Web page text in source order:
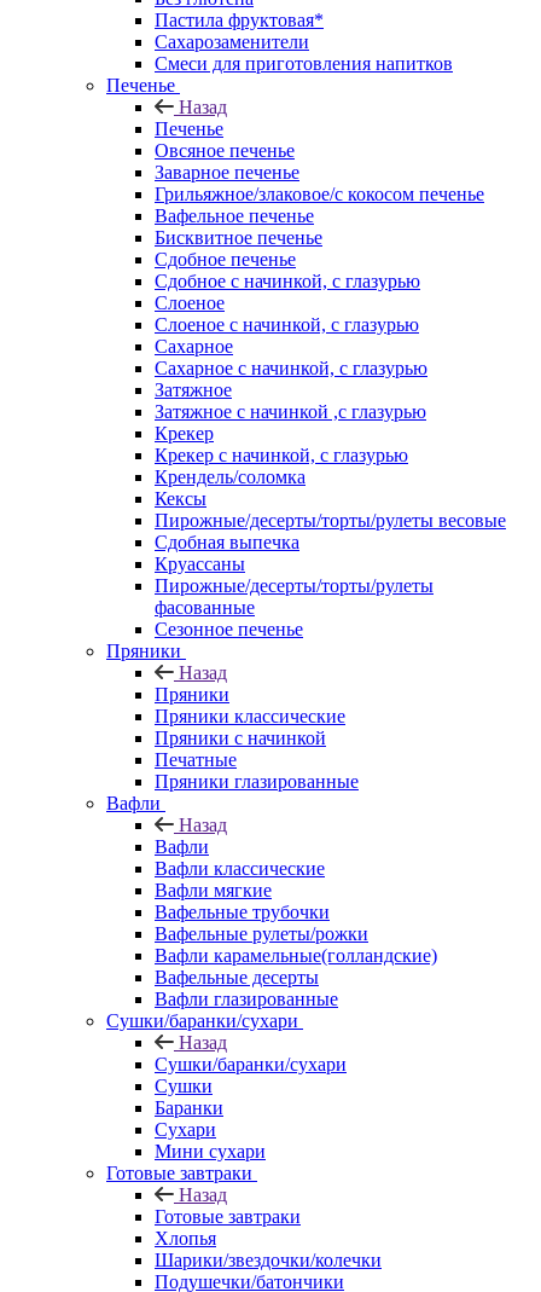
Пастила фруктовая*
Сахарозаменители
Смеси для приготовления напитков
Печенье
Назад
Печенье
Овсяное печенье
Заварное печенье
Грильяжное/злаковое/с кокосом печенье
Вафельное печенье
Бисквитное печенье
Сдобное печенье
Сдобное с начинкой, с глазурью
Слоеное
Слоеное с начинкой, с глазурью
Сахарное
Сахарное с начинкой, с глазурью
Затяжное
Затяжное с начинкой ,с глазурью
Крекер
Крекер с начинкой, с глазурью
Крендель/соломка
Кексы
Пирожные/десерты/торты/рулеты весовые
Сдобная выпечка
Круассаны
Пирожные/десерты/торты/рулеты
фасованные
Сезонное печенье
Пряники
Назад
Пряники
Пряники классические
Пряники с начинкой
Печатные
Пряники глазированные
Вафли
Назад
Вафли
Вафли классические
Вафли мягкие
Вафельные трубочки
Вафельные рулеты/рожки
Вафли карамельные(голландские)
Вафельные десерты
Вафли глазированные
Сушки/баранки/сухари
Назад
Сушки/баранки/сухари
Сушки
Баранки
Сухари
Мини сухари
Готовые завтраки
Назад
Готовые завтраки
Хлопья
Шарики/звездочки/колечки
Подушечки/батончики